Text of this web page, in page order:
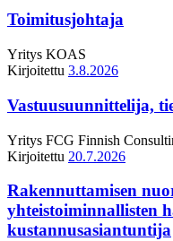
Toimitusjohtaja
Yritys KOAS
Kirjoitettu 3.8.2026
Vastuusuunnittelija,
Yritys FCG Finnish
Kirjoitettu 20.7.2026
Rakennuttamisen
yhteistoiminnallisten
kustannusasiantuntija